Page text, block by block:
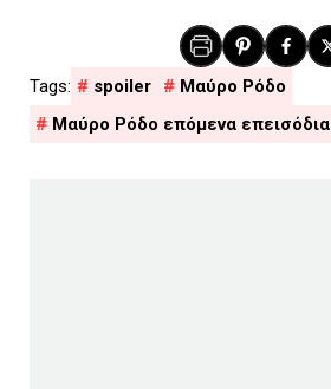
spoiler
Μαύρο Ρόδο
Μαύρο Ρόδο επόμενα επεισόδια